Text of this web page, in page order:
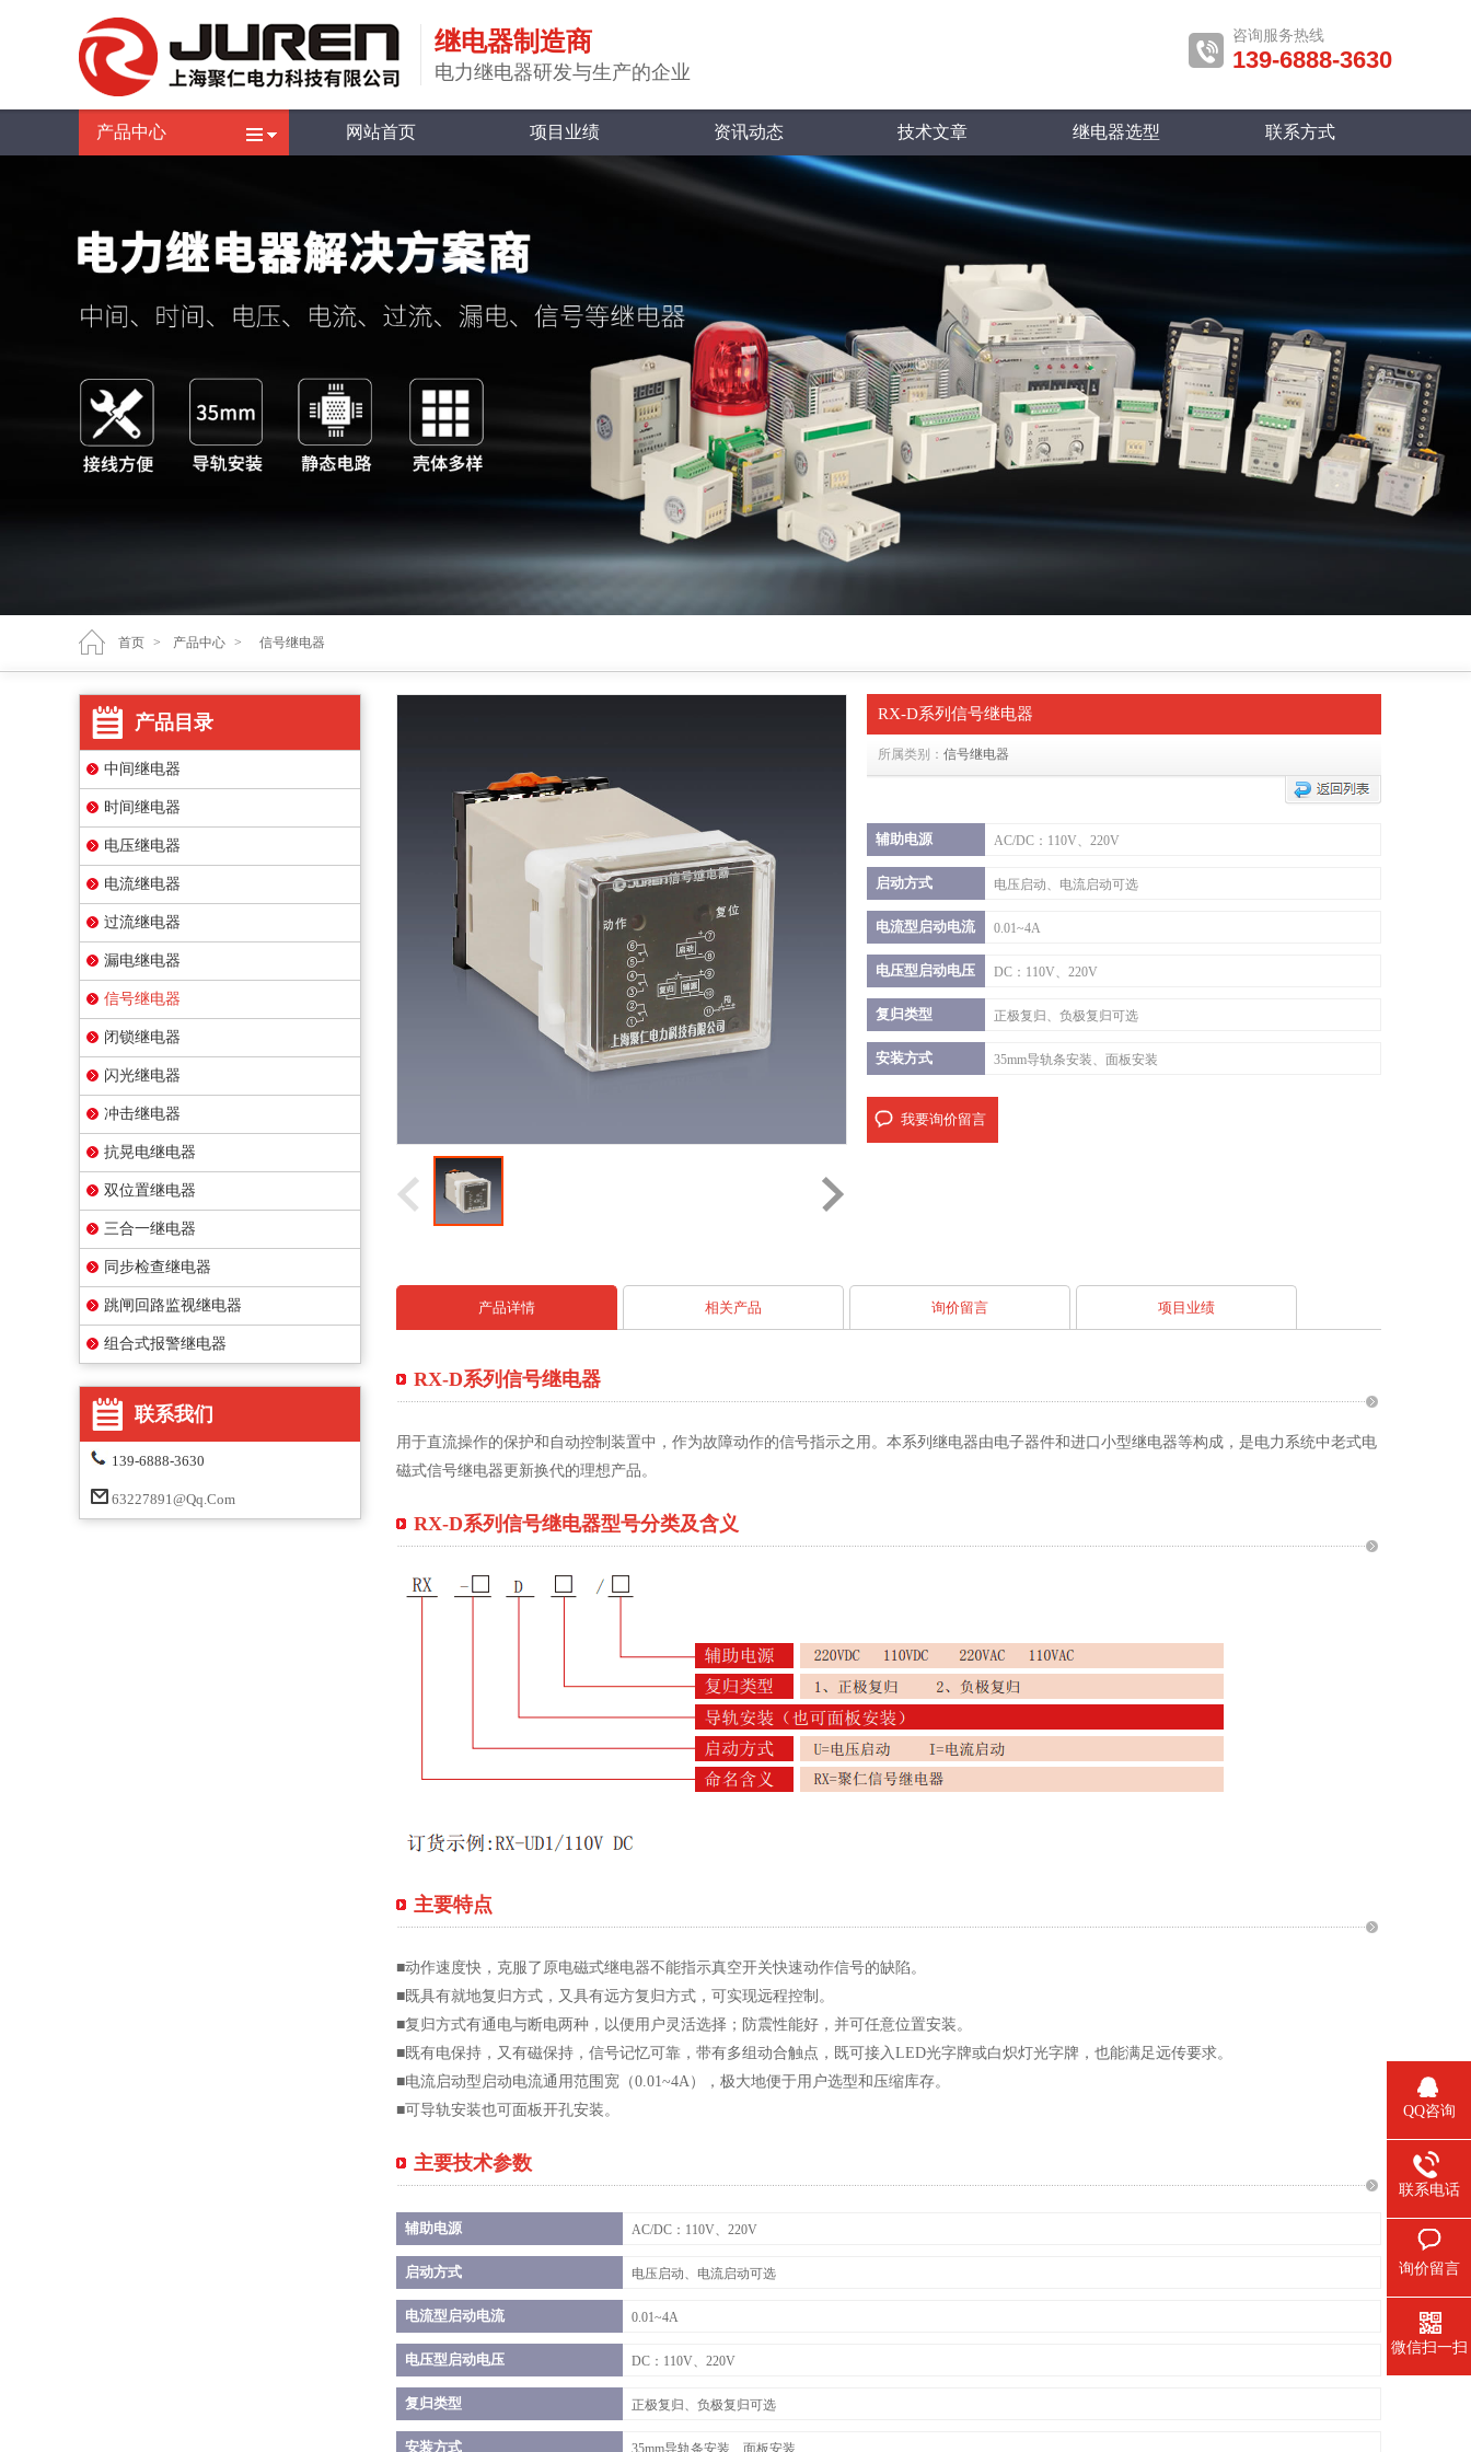
继电器制造商
电力继电器研发与生产的企业
咨询服务热线
139-6888-3630
产品中心 网站首页 项目业绩 资讯动态 技术文章 继电器选型 联系方式
首页 > 产品中心 > 信号继电器
产品目录
中间继电器
时间继电器
电压继电器
电流继电器
过流继电器
漏电继电器
信号继电器
闭锁继电器
闪光继电器
冲击继电器
抗晃电继电器
双位置继电器
三合一继电器
同步检查继电器
跳闸回路监视继电器
组合式报警继电器
联系我们
139-6888-3630
63227891@qq.com
RX-D系列信号继电器
所属类别： 信号继电器
辅助电源 AC/DC：110V、220V
启动方式 电压启动、电流启动可选
电流型启动电流 0.01~4A
电压型启动电压 DC：110V、220V
复归类型 正极复归、负极复归可选
安装方式 35mm导轨条安装、面板安装
我要询价留言
产品详情 相关产品 询价留言 项目业绩
RX-D系列信号继电器
用于直流操作的保护和自动控制装置中，作为故障动作的信号指示之用。本系列继电器由电子器件和进口小型继电器等构成，是电力系统中老式电
磁式信号继电器更新换代的理想产品。
RX-D系列信号继电器型号分类及含义
主要特点
■动作速度快，克服了原电磁式继电器不能指示真空开关快速动作信号的缺陷。
■既具有就地复归方式，又具有远方复归方式，可实现远程控制。
■复归方式有通电与断电两种，以便用户灵活选择；防震性能好，并可任意位置安装。
■既有电保持，又有磁保持，信号记忆可靠，带有多组动合触点，既可接入LED光字牌或白炽灯光字牌，也能满足远传要求。
■电流启动型启动电流通用范围宽（0.01~4A），极大地便于用户选型和压缩库存。
■可导轨安装也可面板开孔安装。
主要技术参数
辅助电源 AC/DC：110V、220V
启动方式 电压启动、电流启动可选
电流型启动电流 0.01~4A
电压型启动电压 DC：110V、220V
复归类型 正极复归、负极复归可选
安装方式 35mm导轨条安装、面板安装
QQ咨询
联系电话
询价留言
微信扫一扫